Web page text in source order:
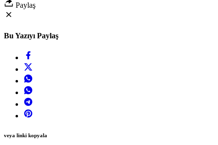
Paylaş
Bu Yazıyı Paylaş
veya linki kopyala